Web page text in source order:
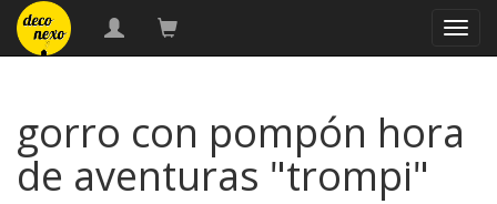
gorro con pompón hora
de aventuras "trompi"